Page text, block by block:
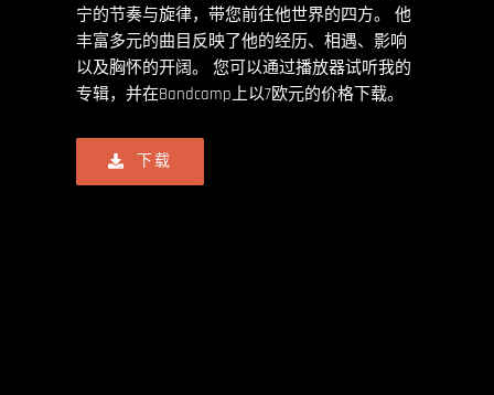
宁的节奏与旋律，带您前往他世界的四方。 他
丰富多元的曲目反映了他的经历、相遇、影响
以及胸怀的开阔。
您可以通过播放器试听我的
专辑，并在Bandcamp上以7欧元的价格下载。
下载